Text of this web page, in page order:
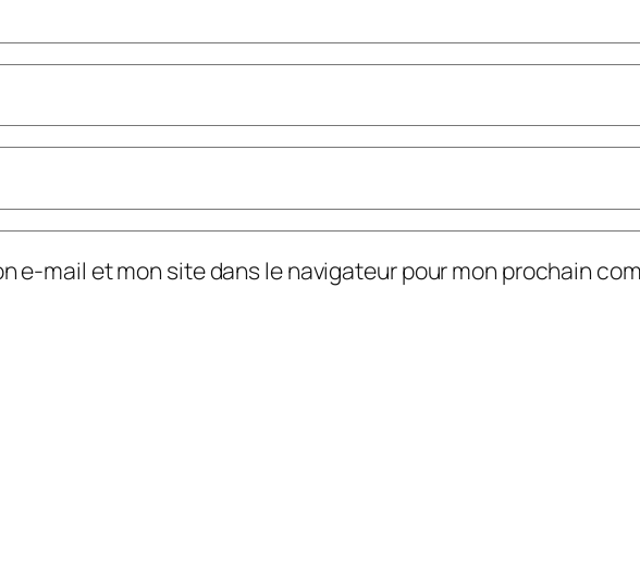
e-mail et mon site dans le navigateur pour mon prochain